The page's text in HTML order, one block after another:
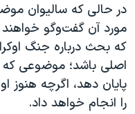
در حالی که سالیوان
مورد آن گفت‌وگو
که بحث درباره جنگ
اصلی باشد؛ موضوعی
پایان دهد، اگرچه هنوز
را انجام خواهد داد.